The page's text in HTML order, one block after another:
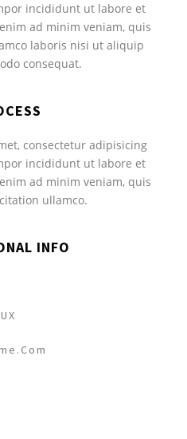
incididunt ut labore et
ad minim veniam, quis
laboris nisi ut aliquip
consequat.
consectetur adipisicing
incididunt ut labore et
ad minim veniam, quis
ullamco.
INFO